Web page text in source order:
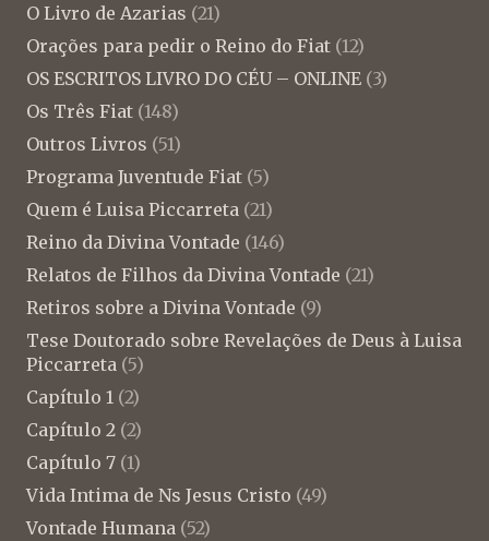
O Livro de Azarias (21)
Orações para pedir o Reino do Fiat (12)
OS ESCRITOS LIVRO DO CÉU – ONLINE (3)
Os Três Fiat (148)
Outros Livros (51)
Programa Juventude Fiat (5)
Quem é Luisa Piccarreta (21)
Reino da Divina Vontade (146)
Relatos de Filhos da Divina Vontade (21)
Retiros sobre a Divina Vontade (9)
Tese Doutorado sobre Revelações de Deus à Luisa
Piccarreta (5)
Capítulo 1 (2)
Capítulo 2 (2)
Capítulo 7 (1)
Vida Intima de Ns Jesus Cristo (49)
Vontade Humana (52)